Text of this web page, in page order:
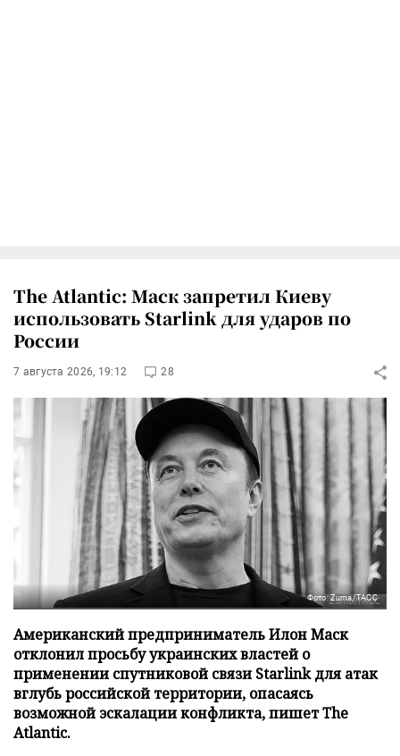
The Atlantic: Маск запретил Киеву
использовать Starlink для ударов по
России
7 августа 2026, 19:12 28
Фото: Zuma/ТАСС
Американский предприниматель Илон Маск
отклонил просьбу украинских властей о
применении спутниковой связи Starlink для атак
вглубь российской территории, опасаясь
возможной эскалации конфликта, пишет The
Atlantic.